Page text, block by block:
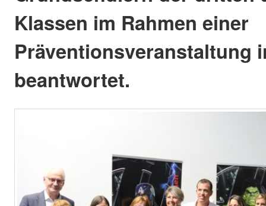
Klassen im Rahmen einer
Präventionsveranstaltung
beantwortet.